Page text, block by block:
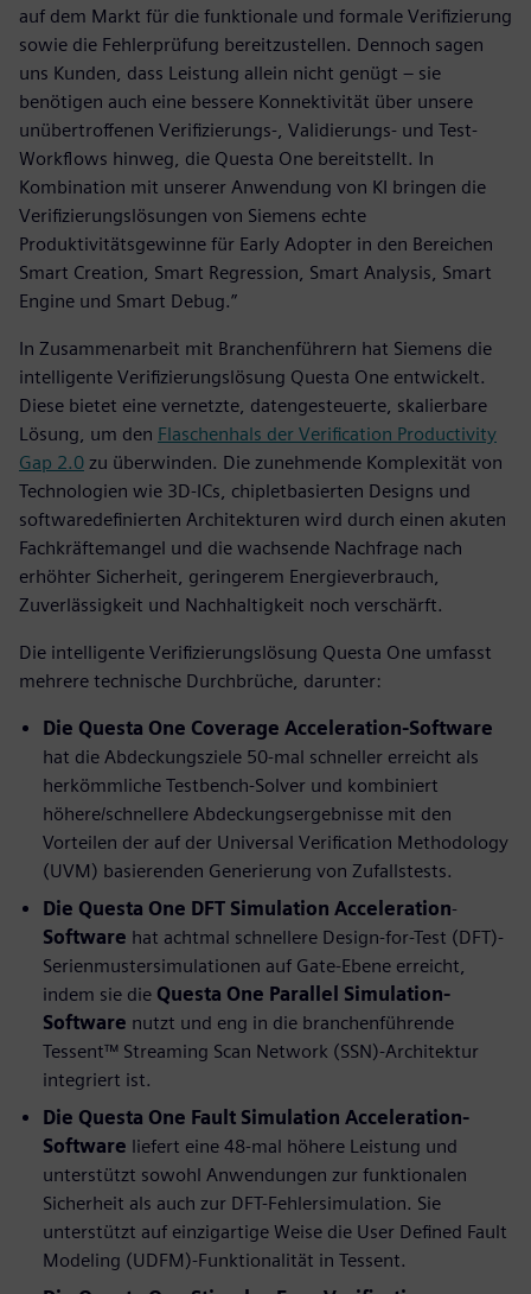
auf dem Markt für die funktionale und formale Verifizierung
sowie die Fehlerprüfung bereitzustellen. Dennoch sagen
uns Kunden, dass Leistung allein nicht genügt – sie
benötigen auch eine bessere Konnektivität über unsere
unübertroffenen Verifizierungs-, Validierungs- und Test-
Workflows hinweg, die Questa One bereitstellt. In
Kombination mit unserer Anwendung von KI bringen die
Verifizierungslösungen von Siemens echte
Produktivitätsgewinne für Early Adopter in den Bereichen
Smart Creation, Smart Regression, Smart Analysis, Smart
Engine und Smart Debug.”
In Zusammenarbeit mit Branchenführern hat Siemens die
intelligente Verifizierungslösung Questa One entwickelt.
Diese bietet eine vernetzte, datengesteuerte, skalierbare
Lösung, um den Flaschenhals der Verification Productivity
Gap 2.0 zu überwinden. Die zunehmende Komplexität von
Technologien wie 3D-ICs, chipletbasierten Designs und
softwaredefinierten Architekturen wird durch einen akuten
Fachkräftemangel und die wachsende Nachfrage nach
erhöhter Sicherheit, geringerem Energieverbrauch,
Zuverlässigkeit und Nachhaltigkeit noch verschärft.
Die intelligente Verifizierungslösung Questa One umfasst
mehrere technische Durchbrüche, darunter:
Die Questa One Coverage Acceleration-Software
hat die Abdeckungsziele 50-mal schneller erreicht als
herkömmliche Testbench-Solver und kombiniert
höhere/schnellere Abdeckungsergebnisse mit den
Vorteilen der auf der Universal Verification Methodology
(UVM) basierenden Generierung von Zufallstests.
Die Questa One DFT Simulation Acceleration-
Software hat achtmal schnellere Design-for-Test (DFT)-
Serienmustersimulationen auf Gate-Ebene erreicht,
indem sie die Questa One Parallel Simulation-
Software nutzt und eng in die branchenführende
Tessent™ Streaming Scan Network (SSN)-Architektur
integriert ist.
Die Questa One Fault Simulation Acceleration-
Software liefert eine 48-mal höhere Leistung und
unterstützt sowohl Anwendungen zur funktionalen
Sicherheit als auch zur DFT-Fehlersimulation. Sie
unterstützt auf einzigartige Weise die User Defined Fault
Modeling (UDFM)-Funktionalität in Tessent.